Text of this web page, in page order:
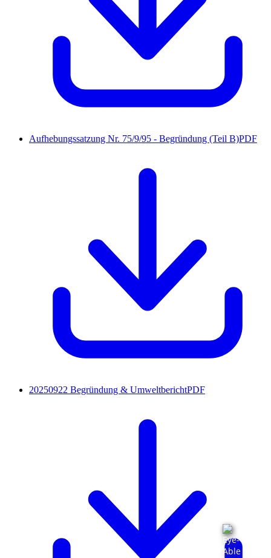
Aufhebungssatzung Nr. 75/9/95 - Begründung (Teil B)PDF
20250922 Begründung & UmweltberichtPDF